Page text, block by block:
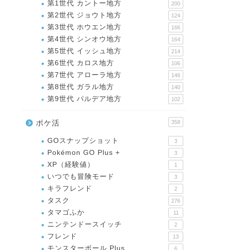
第1世代 カントー地方 200
第2世代 ジョウト地方 124
第3世代 ホウエン地方 166
第4世代 シンオウ地方 164
第5世代 イッシュ地方 214
第6世代 カロス地方 106
第7世代 アローラ地方 146
第8世代 ガラル地方 140
第9世代 パルデア地方 102
ポケ活 358
GOスナップショット 3
Pokémon GO Plus + 3
XP（経験値） 1
いつでも冒険モード 3
キラフレンド 2
タスク 276
タマゴふか 11
ニンテンドースイッチ 2
フレンド 13
モンスターボール Plus 6